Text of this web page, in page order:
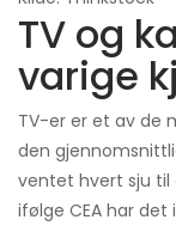
TV og
varige
TV-er er et av de
den
ventet hvert sju til
ifølge CEA har